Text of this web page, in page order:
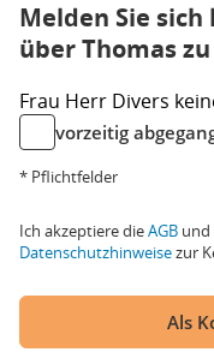
Melden Sie
über Thomas
Frau Herr Divers
vorzeitig
* Pflichtfelder
Ich akzeptiere dieAGB und
Datenschutzhinweisezur
Als